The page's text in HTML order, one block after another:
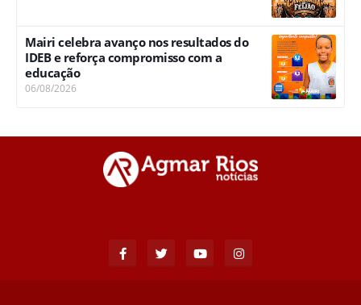
Mairi celebra avanço nos resultados do
IDEB e reforça compromisso com a
educação
06/08/2026